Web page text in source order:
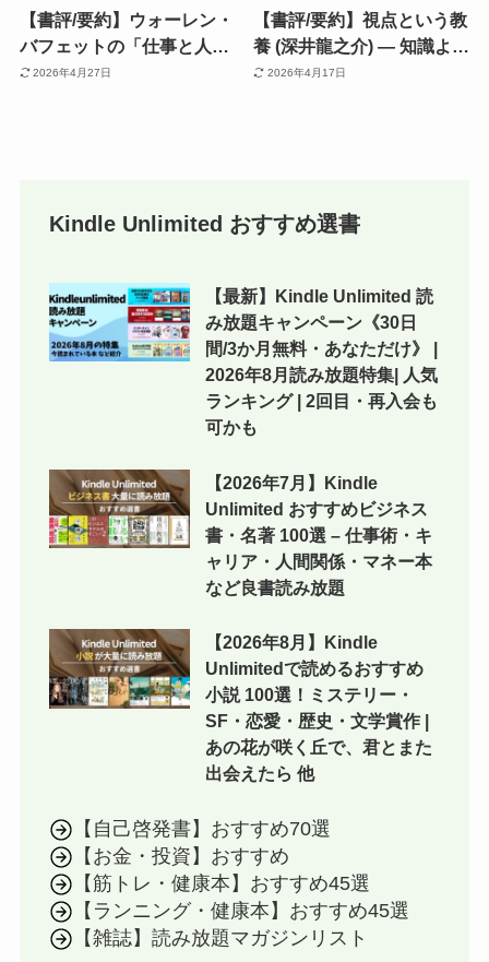
【書評/要約】ウォーレン・
バフェットの「仕事と人生
を豊かにする8つの哲学」
2026年4月27日
【書評/要約】視点という教
養 (深井龍之介) — 知識より
も「視点」。7つの学問で
2026年4月17日
Kindle Unlimited おすすめ選書
【最新】Kindle Unlimited 読
み放題キャンペーン《30日
間/3か月無料・あなただけ》 |
2026年8月読み放題特集| 人気
ランキング | 2回目・再入会も
可かも
【2026年7月】Kindle
Unlimited おすすめビジネス
書・名著 100選 – 仕事術・キ
ャリア・人間関係・マネー本
など良書読み放題
【2026年8月】Kindle
Unlimitedで読めるおすすめ
小説 100選！ミステリー・
SF・恋愛・歴史・文学賞作 |
あの花が咲く丘で、君とまた
出会えたら 他
【自己啓発書】おすすめ70選
【お金・投資】おすすめ
【筋トレ・健康本】おすすめ45選
【ランニング・健康本】おすすめ45選
【雑誌】読み放題マガジンリスト